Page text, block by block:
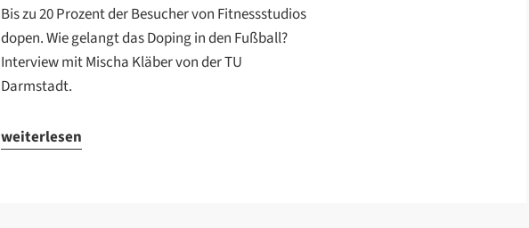
Bis zu 20 Prozent der Besucher von Fitnessstudios
dopen. Wie gelangt das Doping in den Fußball?
Interview mit Mischa Kläber von der TU
Darmstadt.
weiterlesen